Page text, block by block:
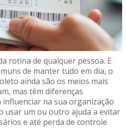
rotina de qualquer pessoa. E
de manter tudo em dia, o
ainda são os meios mais
mas têm diferenças
na sua organização
usar um ou outro ajuda a evitar
e até perda de controle